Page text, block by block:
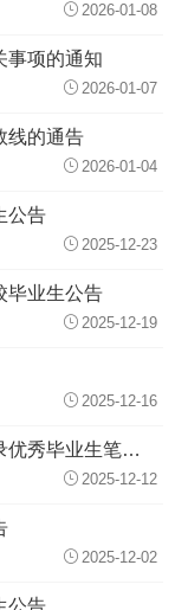
2026-01-08
事项的通知
2026-01-07
线的通告
2026-01-04
公告
2025-12-23
毕业生公告
2025-12-19
2025-12-16
关于公布云南省2026年面向选定高校招录优秀毕业生笔试成绩等有关事项的通知
2025-12-12
2025-12-02
公告